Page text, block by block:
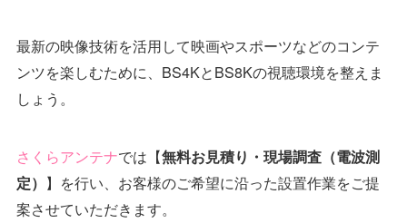
最新の映像技術を活用して映画やスポーツなどのコンテ
ンツを楽しむために、BS4KとBS8Kの視聴環境を整えま
しょう。
さくらアンテナでは【無料お見積り・現場調査（電波測
定） 】を行い、お客様のご希望に沿った設置作業をご提
案させていただきます。